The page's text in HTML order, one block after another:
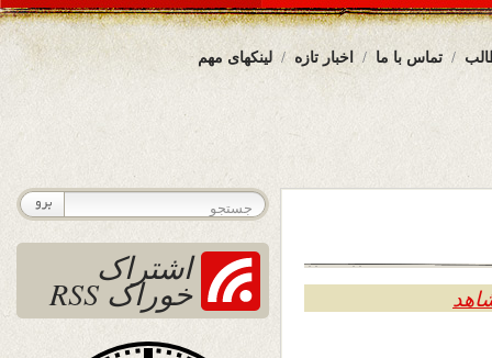
لینکهای مهم اخبار تازه تماس با ما
اشتراک
خوراک RSS